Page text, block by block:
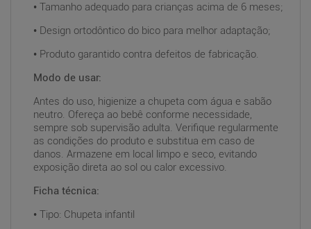
• Tamanho adequado para crianças acima de 6 meses;
• Design ortodôntico do bico para melhor adaptação;
• Produto garantido contra defeitos de fabricação.
Modo de usar:
Antes do uso, higienize a chupeta com água e sabão
neutro. Ofereça ao bebê conforme necessidade,
sempre sob supervisão adulta. Verifique regularmente
as condições do produto e substitua em caso de
danos. Armazene em local limpo e seco, evitando
exposição direta ao sol ou calor excessivo.
Ficha técnica:
• Tipo: Chupeta infantil